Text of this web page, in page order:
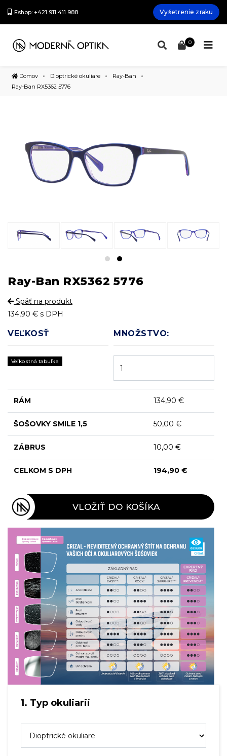
Eshop: +421 911 411 988 Vyšetrenie zraku
0
Domov Dioptrické okuliare
Ray-Ban
Ray-Ban RX5362 5776
Ray-Ban RX5362 5776
Späť na produkt
134,90 € s DPH
VEĽKOSŤ
Veľkostná tabuľka
MNOŽSTVO:
RÁM 134,90 €
ŠOŠOVKY SMILE 1,5 50,00 €
ZÁBRUS 10,00 €
CELKOM S DPH 194,90 €
VLOŽIŤ DO KOŠÍKA
1. Typ okuliarií